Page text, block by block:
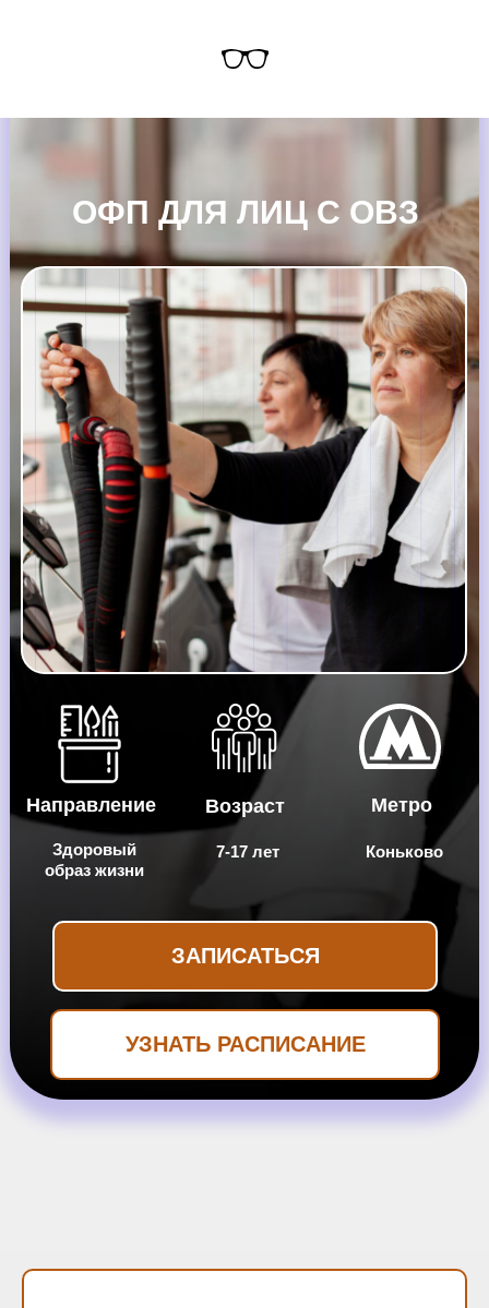
ОФП ДЛЯ ЛИЦ С ОВЗ
Направление
Здоровый
образ жизни
Возраст
7-17 лет
Метро
Коньково
ЗАПИСАТЬСЯ
УЗНАТЬ РАСПИСАНИЕ